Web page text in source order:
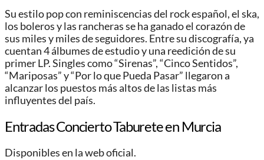
Su estilo pop con reminiscencias del rock español, el ska,
los boleros y las rancheras se ha ganado el corazón de
sus miles y miles de seguidores. Entre su discografía, ya
cuentan 4 álbumes de estudio y una reedición de su
primer LP. Singles como “Sirenas”, “Cinco Sentidos”,
“Mariposas” y “Por lo que Pueda Pasar” llegaron a
alcanzar los puestos más altos de las listas más
influyentes del país.
Entradas Concierto Taburete en Murcia
Disponibles en la web oficial.